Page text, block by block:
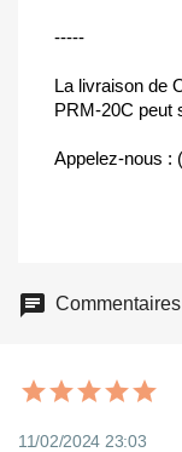
-----
La livraison de
PRM-20C peut
Appelez-nous :
11/02/2024 23:03